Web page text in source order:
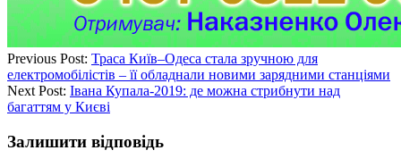
Previous Post: Траса Київ–Одеса стала зручною для
електромобілістів – її обладнали новими зарядними станціями
Next Post: Івана Купала-2019: де можна стрибнути над
багаттям у Києві
Залишити відповідь